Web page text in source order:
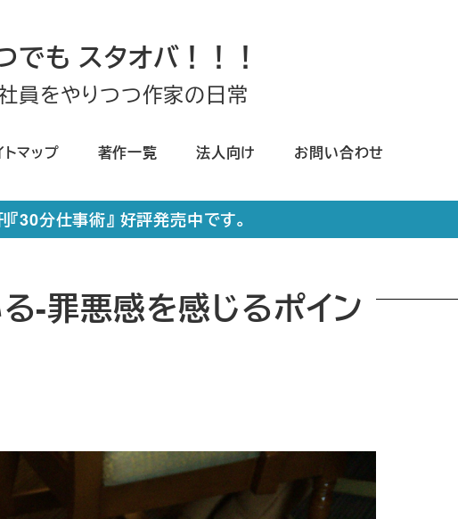
でも スタオバ！！！
員をやりつつ作家の日常
トマップ 著作一覧 法人向け お問い合わせ
『30分仕事術』 好評発売中です。
-罪悪感を感じるポイン